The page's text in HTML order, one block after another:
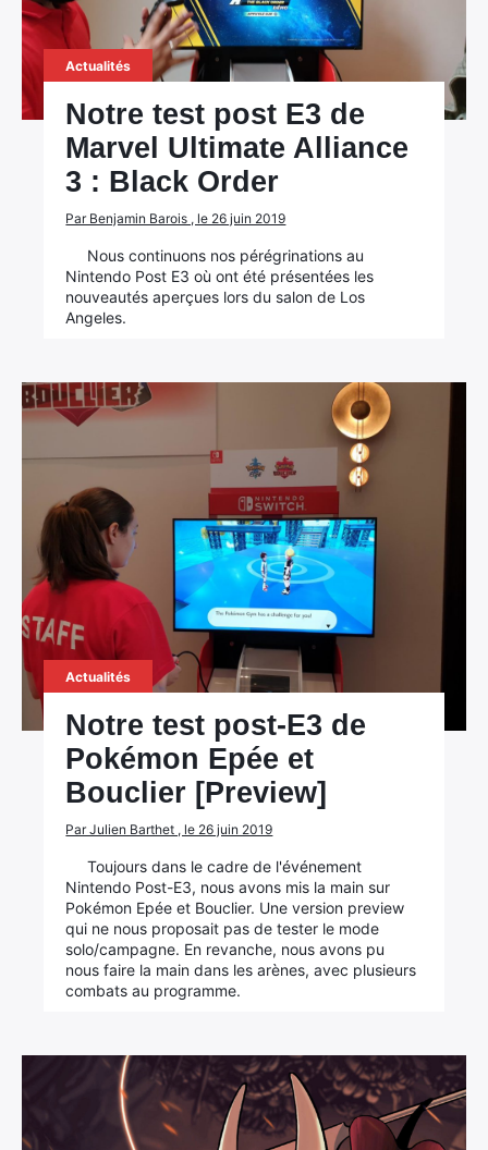
Actualités
Notre test post E3 de
Marvel Ultimate Alliance
3 : Black Order
Par Benjamin Barois , le 26 juin 2019
Nous continuons nos pérégrinations au
Nintendo Post E3 où ont été présentées les
nouveautés aperçues lors du salon de Los
Angeles.
Actualités
Notre test post-E3 de
Pokémon Epée et
Bouclier [Preview]
Par Julien Barthet , le 26 juin 2019
Toujours dans le cadre de l'événement
Nintendo Post-E3, nous avons mis la main sur
Pokémon Epée et Bouclier. Une version preview
qui ne nous proposait pas de tester le mode
solo/campagne. En revanche, nous avons pu
nous faire la main dans les arènes, avec plusieurs
combats au programme.